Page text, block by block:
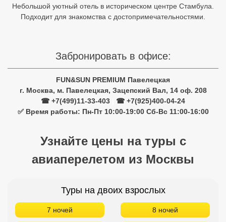
Небольшой уютный отель в историческом центре Стамбула.
Подходит для знакомства с достопримечательностями.
Забронировать в офисе:
FUN&SUN PREMIUM Павелецкая
г. Москва, м. Павелецкая, Зацепский Вал, 14 оф. 208
☎ +7(499)11-33-403
☎ +7(925)400-04-24
✅ Время работы: Пн-Пт 10:00-19:00 Сб-Вс 11:00-16:00
Узнайте цены на туры с
авиаперелетом из Москвы
Туры на двоих взрослых
7 ночей 8 ночей
Куба
Хайнань
Северный Гоа
Большой Сочи
Кав Мин Воды